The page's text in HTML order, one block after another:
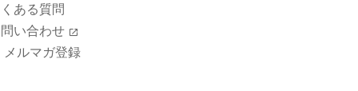
ある質問
い合わせ
メルマガ登録